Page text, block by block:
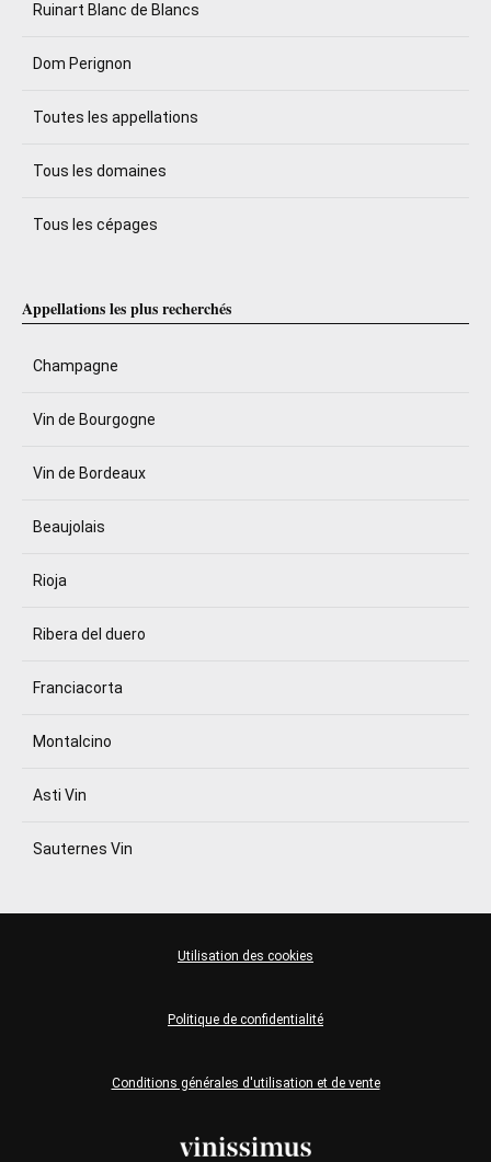
Ruinart Blanc de Blancs
Dom Perignon
Toutes les appellations
Tous les domaines
Tous les cépages
Appellations les plus recherchés
Champagne
Vin de Bourgogne
Vin de Bordeaux
Beaujolais
Rioja
Ribera del duero
Franciacorta
Montalcino
Asti Vin
Sauternes Vin
Conditions générales d'utilisation et de vente
Politique de confidentialité
Utilisation des cookies